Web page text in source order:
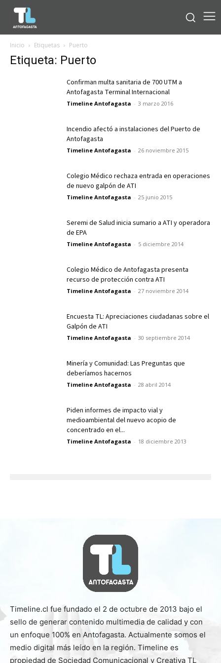
Inicio Etiquetas Puerto
Etiqueta: Puerto
Confirman multa sanitaria de 700 UTM a
Antofagasta Terminal Internacional
Timeline Antofagasta - 3 marzo 2016
Incendio afectó a instalaciones del Puerto de
Antofagasta
Timeline Antofagasta - 26 noviembre 2015
Colegio Médico rechaza entrada en operaciones
de nuevo galpón de ATI
Timeline Antofagasta - 25 junio 2015
Seremi de Salud inicia sumario a ATI y operadora
de EPA
Timeline Antofagasta - 5 diciembre 2014
Colegio Médico de Antofagasta presenta
recurso de protección contra ATI
Timeline Antofagasta - 27 noviembre 2014
Encuesta TL: Apreciaciones ciudadanas sobre el
Galpón de ATI
Timeline Antofagasta - 30 septiembre 2014
Minería y Comunidad: Las Preguntas que
deberíamos hacernos
Timeline Antofagasta - 28 abril 2014
Piden informes de impacto vial y
medioambiental del nuevo acopio de
concentrado en el...
Timeline Antofagasta - 18 diciembre 2013
Timeline.cl fue fundado el 2 de octubre de 2013 bajo el
sello de generar contenido multimedia de calidad y con
un enfoque 100% en Antofagasta. Actualmente somos el
medio digital más leído en la región. Timeline es
propiedad de Sociedad Comunicacional y Creativa TL